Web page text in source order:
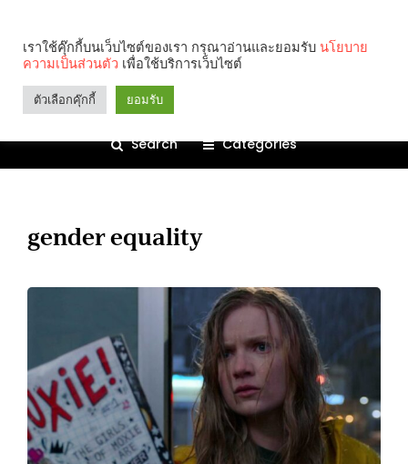
Search Categories
gender equality
เราใช้คุ๊กกี้บนเว็บไซต์ของเรา กรุณาอ่านและยอมรับ นโยบาย
ความเป็นส่วนตัว เพื่อใช้บริการเว็บไซต์
ตัวเลือกคุ๊กกี้ ยอมรับ